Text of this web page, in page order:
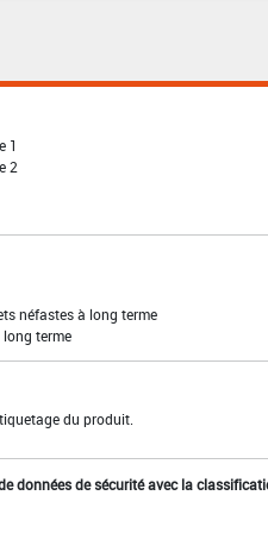
1
2
néfastes à long terme
terme
du produit.
données de sécurité avec la